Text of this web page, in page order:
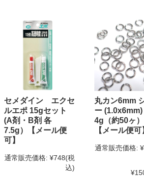
セメダイン エクセ
ルエポ 15gセット
(A剤・B剤 各
7.5g）【メール便
可】
通常販売価格: ¥748(税
込)
丸カン6mm
ー (1.0x6mm)
4g（約50ヶ
【メール便可
通常販売価格: